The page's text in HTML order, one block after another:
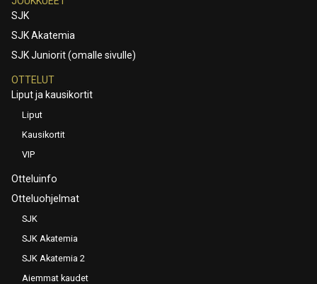
SJK
SJK Akatemia
SJK Juniorit (omalle sivulle)
OTTELUT
Liput ja kausikortit
Liput
Kausikortit
VIP
Otteluinfo
Otteluohjelmat
SJK
SJK Akatemia
SJK Akatemia 2
Aiemmat kaudet